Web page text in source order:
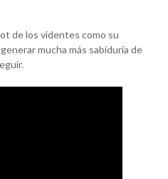
de los videntes como su
mucha más sabiduría de